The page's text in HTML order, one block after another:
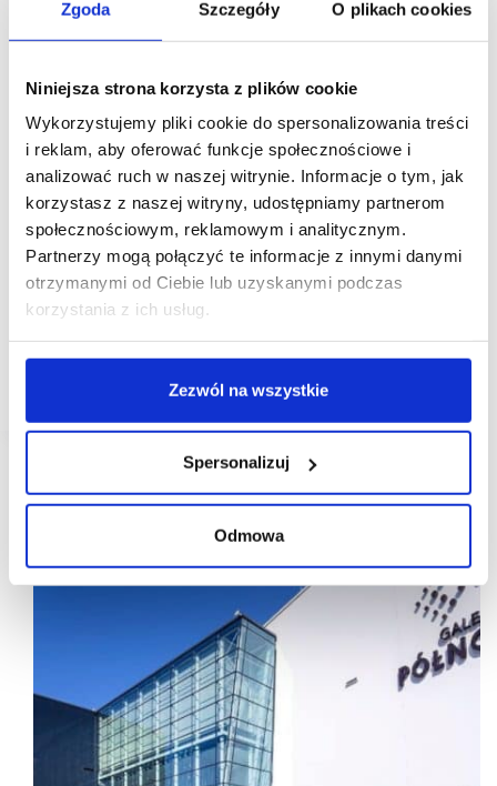
Zgoda Szczegóły O plikach cookies
Niniejsza strona korzysta z plików cookie
Wykorzystujemy pliki cookie do spersonalizowania treści
i reklam, aby oferować funkcje społecznościowe i
analizować ruch w naszej witrynie. Informacje o tym, jak
korzystasz z naszej witryny, udostępniamy partnerom
społecznościowym, reklamowym i analitycznym.
Partnerzy mogą połączyć te informacje z innymi danymi
otrzymanymi od Ciebie lub uzyskanymi podczas
korzystania z ich usług.
Zezwól na wszystkie
Spersonalizuj
Odmowa
10/05/2021 Galeria Północna GTC
Galeria Północna inwestuje w ogród na dachu
W ogrodzie na dachu Galerii Północnej powstała
gigantycznych kwiatów o wysokości blisko 200 cm.
fotografii, szukających ciekawych miejsc…